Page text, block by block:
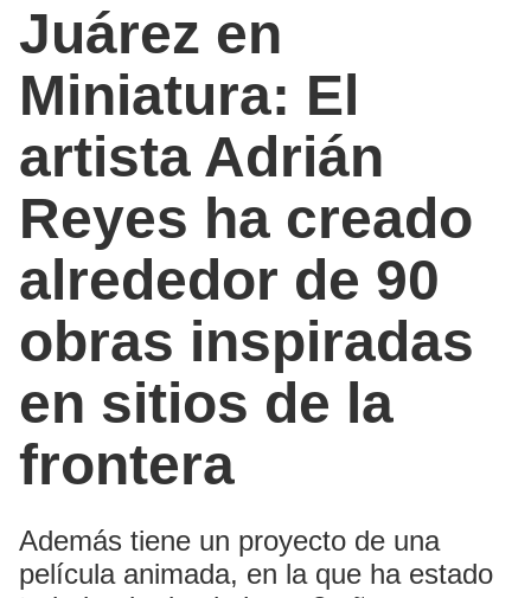
Juárez en
Miniatura: El
artista Adrián
Reyes ha creado
alrededor de 90
obras inspiradas
en sitios de la
frontera
Además tiene un proyecto de una
película animada, en la que ha estado